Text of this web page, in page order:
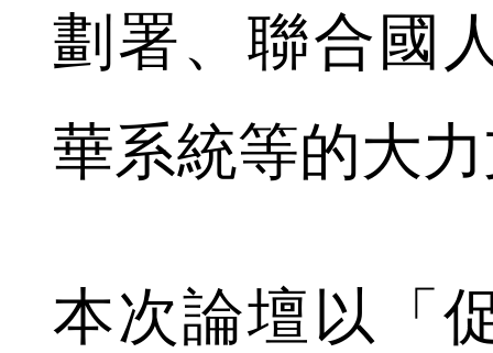
劃署、聯合國
華系統等的大
本次論壇以「